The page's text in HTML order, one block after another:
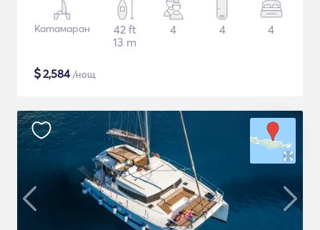
Катамаран
42 ft
13 m
4 4 4
$2,584/нощ